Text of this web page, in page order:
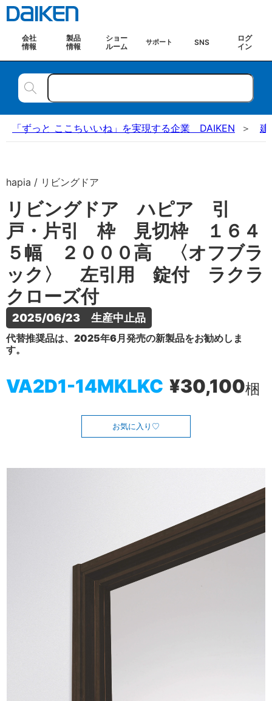
会社
情報
製品
情報
ショー
ルーム
サポート SNS
ログ
イン
「ずっと ここちいいね」を実現する企業 DAIKEN 建
hapia / リビングドア
リビングドア ハピア 引
戸・片引 枠 見切枠 １６４
５幅 ２０００高 〈オフブラ
ック〉 左引用 錠付 ラクラ
クローズ付
2025/06/23　生産中止品
代替推奨品は、2025年6月発売の新製品をお勧めしま
す。
VA2D1-14MKLKC ¥30,100梱
お気に入り